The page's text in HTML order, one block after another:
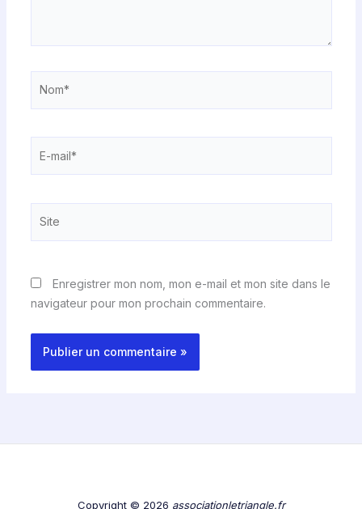
mail*
Enregistrer mon nom, mon e-mail et mon site dans le
navigateur pour mon prochain commentaire.
Copyright © 2026 associationletriangle.fr